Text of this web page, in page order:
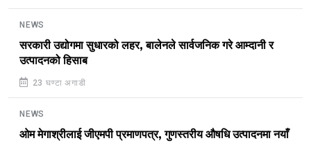
NEWS
सरकारी उद्योगमा सुधारको लहर, बालेनले सार्वजनिक गरे आम्दानी र
उत्पादनको हिसाब
23 घण्टा अगाडी
NEWS
ओम मेगाश्रीलाई जीएमपी प्रमाणपत्र, गुणस्तरीय औषधि उत्पादनमा नयाँ